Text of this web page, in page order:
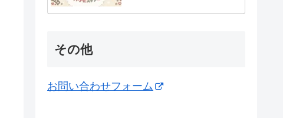
その他
お問い合わせフォーム